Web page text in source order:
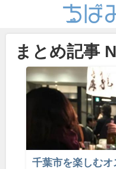
まとめ記事
千葉市を楽しむ